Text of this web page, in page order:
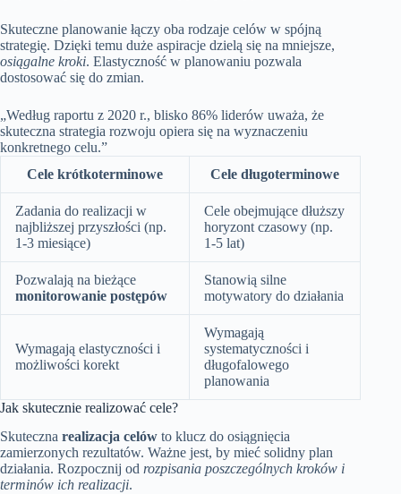
Skuteczne planowanie łączy oba rodzaje celów w spójną
strategię. Dzięki temu duże aspiracje dzielą się na mniejsze,
osiągalne kroki. Elastyczność w planowaniu pozwala
dostosować się do zmian.
„Według raportu z 2020 r., blisko 86% liderów uważa, że
skuteczna strategia rozwoju opiera się na wyznaczeniu
konkretnego celu.”
Cele krótkoterminowe
Cele długoterminowe
Zadania do realizacji w
najbliższej przyszłości (np.
1-3 miesiące)
Cele obejmujące dłuższy
horyzont czasowy (np.
1-5 lat)
Pozwalają na bieżące
monitorowanie postępów
Stanowią silne
motywatory do działania
Wymagają elastyczności i
możliwości korekt
Wymagają
systematyczności i
długofalowego
planowania
Jak skutecznie realizować cele?
Skuteczna realizacja celów to klucz do osiągnięcia
zamierzonych rezultatów. Ważne jest, by mieć solidny plan
działania. Rozpocznij od rozpisania poszczególnych kroków i
terminów ich realizacji.